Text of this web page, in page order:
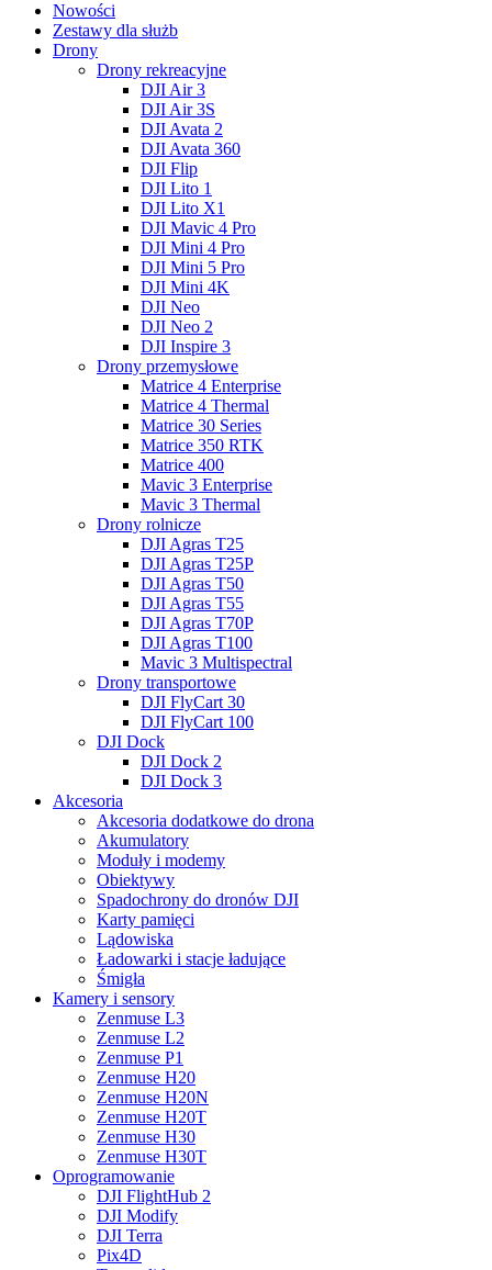
Nowości
Zestawy dla służb
Drony
Drony rekreacyjne
DJI Air 3
DJI Air 3S
DJI Avata 2
DJI Avata 360
DJI Flip
DJI Lito 1
DJI Lito X1
DJI Mavic 4 Pro
DJI Mini 4 Pro
DJI Mini 5 Pro
DJI Mini 4K
DJI Neo
DJI Neo 2
DJI Inspire 3
Drony przemysłowe
Matrice 4 Enterprise
Matrice 4 Thermal
Matrice 30 Series
Matrice 350 RTK
Matrice 400
Mavic 3 Enterprise
Mavic 3 Thermal
Drony rolnicze
DJI Agras T25
DJI Agras T25P
DJI Agras T50
DJI Agras T55
DJI Agras T70P
DJI Agras T100
Mavic 3 Multispectral
Drony transportowe
DJI FlyCart 30
DJI FlyCart 100
DJI Dock
DJI Dock 2
DJI Dock 3
Akcesoria
Akcesoria dodatkowe do drona
Akumulatory
Moduły i modemy
Obiektywy
Spadochrony do dronów DJI
Karty pamięci
Lądowiska
Ładowarki i stacje ładujące
Śmigła
Kamery i sensory
Zenmuse L3
Zenmuse L2
Zenmuse P1
Zenmuse H20
Zenmuse H20N
Zenmuse H20T
Zenmuse H30
Zenmuse H30T
Oprogramowanie
DJI FlightHub 2
DJI Modify
DJI Terra
Pix4D